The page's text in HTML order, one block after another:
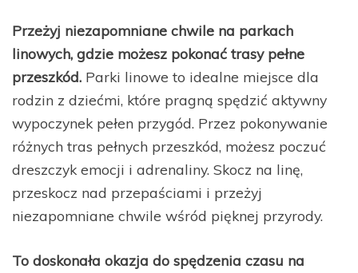
Przeżyj niezapomniane chwile na parkach
linowych, gdzie możesz pokonać trasy pełne
przeszkód. Parki linowe to idealne miejsce dla
rodzin z dziećmi, które pragną spędzić aktywny
wypoczynek pełen przygód. Przez pokonywanie
różnych tras pełnych przeszkód, możesz poczuć
dreszczyk emocji i adrenaliny. Skocz na linę,
przeskocz nad przepaściami i przeżyj
niezapomniane chwile wśród pięknej przyrody.
To doskonała okazja do spędzenia czasu na